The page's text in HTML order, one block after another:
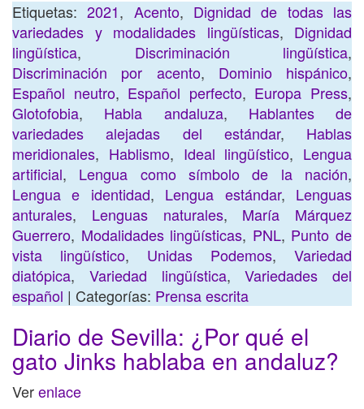
Etiquetas:2021, Acento, Dignidad de todas las
variedades y modalidades lingüísticas, Dignidad
lingüística, Discriminación lingüística,
Discriminación por acento, Dominio hispánico,
Español neutro, Español perfecto, Europa Press,
Glotofobia, Habla andaluza, Hablantes de
variedades alejadas del estándar, Hablas
meridionales, Hablismo, Ideal lingüístico, Lengua
artificial, Lengua como símbolo de la nación,
Lengua e identidad, Lengua estándar, Lenguas
anturales, Lenguas naturales, María Márquez
Guerrero, Modalidades lingüísticas, PNL, Punto de
vista lingüístico, Unidas Podemos, Variedad
diatópica, Variedad lingüística,Variedades del
español | Categorías: Prensa escrita
Diario de Sevilla: ¿Por qué el
gato Jinks hablaba en andaluz?
Verenlace